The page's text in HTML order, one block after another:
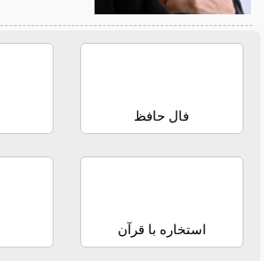
فال حافظ
استخاره با قرآن